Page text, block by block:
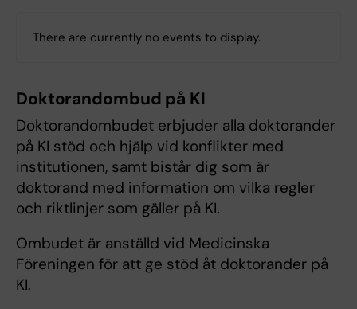
There are currently no events to display.
Doktorandombud på KI
Doktorandombudet erbjuder alla doktorander
på KI stöd och hjälp vid konflikter med
institutionen, samt bistår dig som är
doktorand med information om vilka regler
och riktlinjer som gäller på KI.
Ombudet är anställd vid Medicinska
Föreningen för att ge stöd åt doktorander på
KI.